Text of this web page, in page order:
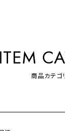
ITEM
商品カテゴ